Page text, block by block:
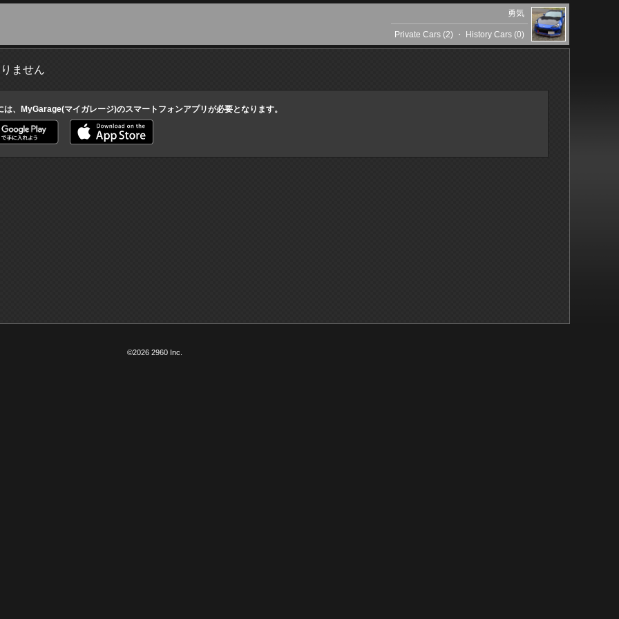
勇気
Private Cars (2) ・ History Cars (0)
ません
は、MyGarage(マイガレージ)のスマートフォンアプリが必要となります。
©2026 2960 Inc.